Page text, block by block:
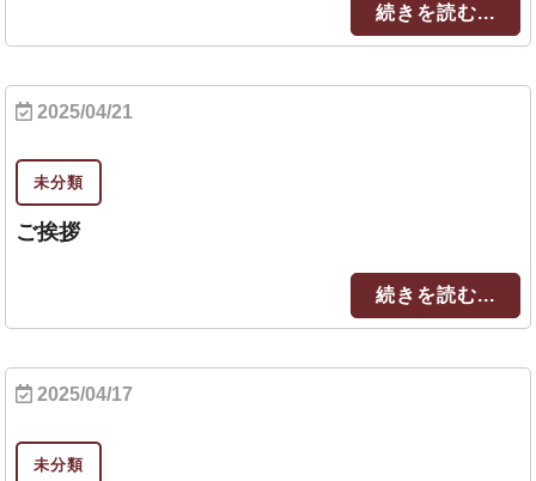
続きを読む...
2025/04/21
未分類
ご挨拶
続きを読む...
2025/04/17
未分類